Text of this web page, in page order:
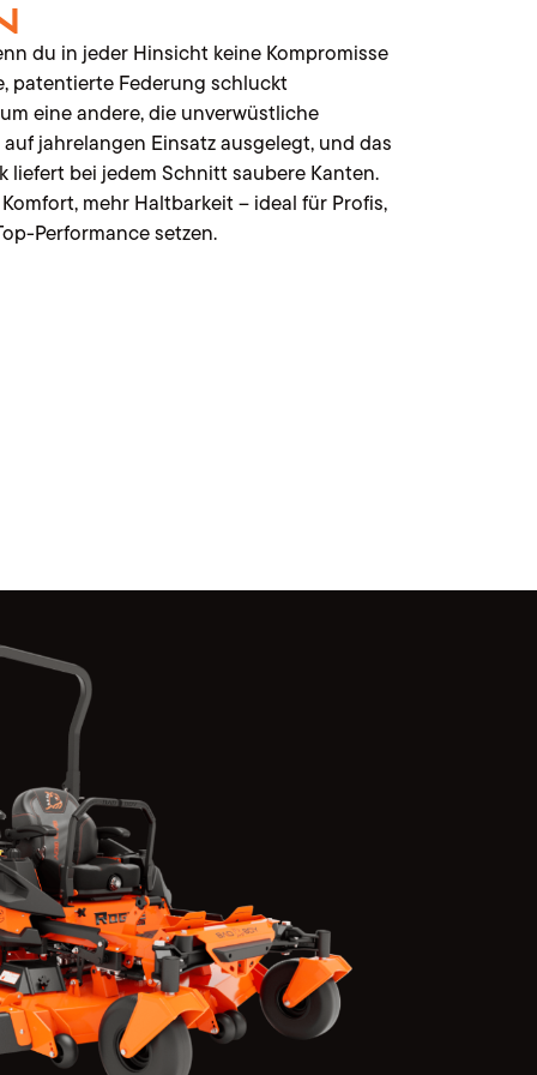
du in jeder Hinsicht keine Kompromisse
patentierte Federung schluckt
eine andere, die unverwüstliche
jahrelangen Einsatz ausgelegt, und das
liefert bei jedem Schnitt saubere Kanten.
mehr Haltbarkeit – ideal für Profis,
Performance setzen.